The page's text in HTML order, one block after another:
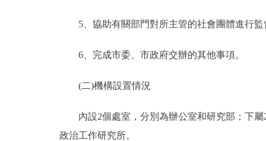
5、協助有關部門對所主管的社會團體進行監
6、完成市委、市政府交辦的其他事項。
(二)機構設置情況
內設2個處室，分別為辦公室和研究部；下屬
政治工作研究所。